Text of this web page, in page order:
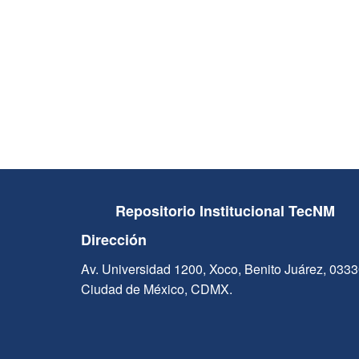
Repositorio Institucional TecNM
Dirección
Av. Universidad 1200, Xoco, Benito Juárez,
Ciudad de México, CDMX.